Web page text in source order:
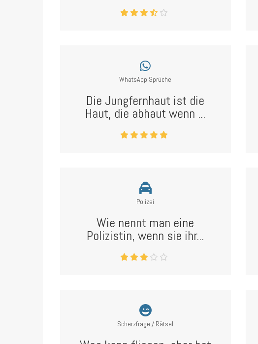
WhatsApp Sprüche
Die Jungfernhaut ist die
Haut, die abhaut wenn ...
Polizei
Wie nennt man eine
Polizistin, wenn sie ihr...
Scherzfrage / Rätsel